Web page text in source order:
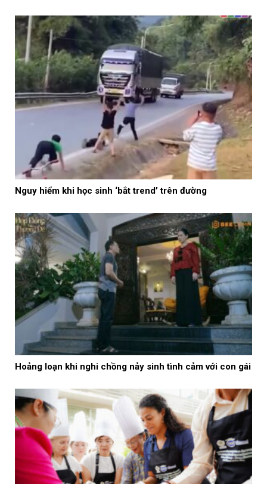
Nguy hiểm khi học sinh ‘bắt trend’ trên đường
Hoảng loạn khi nghi chồng nảy sinh tình cảm với con gái